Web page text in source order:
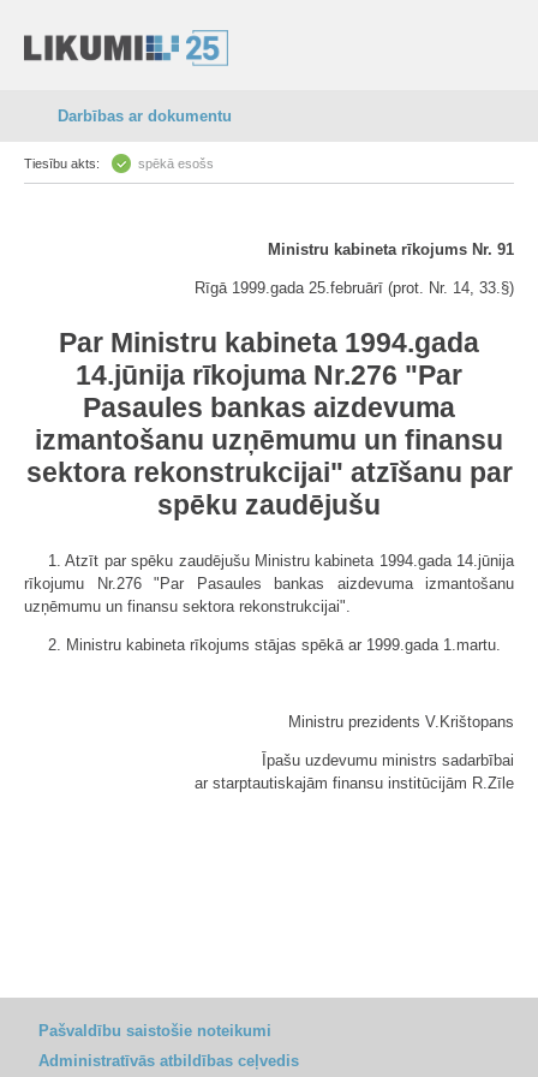
Darbības ar dokumentu
Tiesību akts: spēkā esošs
Ministru kabineta rīkojums Nr. 91
Rīgā 1999.gada 25.februārī (prot. Nr. 14, 33.§)
Par Ministru kabineta 1994.gada
14.jūnija rīkojuma Nr.276 "Par
Pasaules bankas aizdevuma
izmantošanu uzņēmumu un finansu
sektora rekonstrukcijai" atzīšanu par
spēku zaudējušu
1. Atzīt par spēku zaudējušu Ministru kabineta 1994.gada 14.jūnija
rīkojumu Nr.276 "Par Pasaules bankas aizdevuma izmantošanu
uzņēmumu un finansu sektora rekonstrukcijai".
2. Ministru kabineta rīkojums stājas spēkā ar 1999.gada 1.martu.
Ministru prezidents V.Krištopans
Īpašu uzdevumu ministrs sadarbībai
ar starptautiskajām finansu institūcijām R.Zīle
Pašvaldību saistošie noteikumi
Administratīvās atbildības ceļvedis